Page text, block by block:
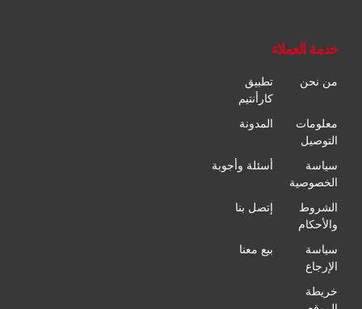
خدمة العملاء
من نحن
تطبيق
كارأنتيم
معلومات
التوصيل
المدونة
سياسة
الخصوصية
أسئلة وأجوبة
الشروط
والأحكام
إتصل بنا
سياسة
الإرجاع
بيع معنا
خريطة